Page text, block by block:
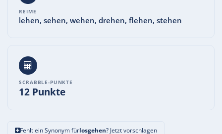
REIME
lehen, sehen, wehen, drehen, flehen, stehen
SCRABBLE-PUNKTE
12 Punkte
Fehlt ein Synonym fürlosgehen? Jetzt vorschlagen